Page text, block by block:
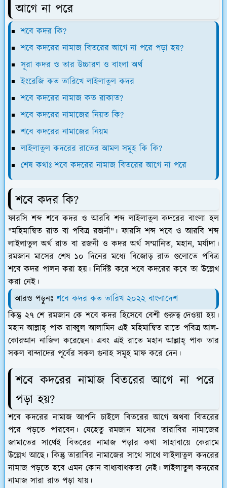
আগে না পরে
শবে কদর কি?
শবে কদরের নামাজ বিতরের আগে না পরে পড়া হয়?
সূরা কদর ও তার উচ্চারণ ও বাংলা অর্থ
ইংরেজি কত তারিখে লাইলাতুল কদর
শবে কদরের নামাজ কত রাকাত?
শবে কদরের নামাজের নিয়ত কি?
শবে কদরের নামাজের নিয়ম
লাইলাতুল কদরের রাতের আমল সমূহ কি কি?
শেষ কথাঃ শবে কদরের নামাজ বিতরের আগে না পরে
শবে কদর কি?
ফারসি শব্দ শবে কদর ও আরবি শব্দ লাইলাতুল কদরের বাংলা হল
"মহিমান্বিত রাত বা পবিত্র রজনী"। ফারসি শব্দ শবে ও আরবি শব্দ
লাইলাতুল অর্থ রাত বা রজনী ও কদর অর্থ সম্মানিত, মহান, মর্যাদা।
রমজান মাসের শেষ ১০ দিনের মধ্যে বিজোড় রাত গুলোতে পবিত্র
শবে কদর পালন করা হয়। নির্দিষ্ট করে শবে কদরের কবে তা উল্লেখ
করা নেই।
আরও পড়ুনঃশবে কদর কত তারিখ ২০২২ বাংলাদেশ
কিন্তু ২৭ শে রমজান কে শবে কদর হিসেবে বেশী গুরুত্ব দেওয়া হয়।
মহান আল্লাহ্‌ পাক রাব্বুল আলামিন এই মহিমান্বিত রাতে পবিত্র আল-
কোরআন নাজিল করেছেন। এবং এই রাতে মহান আল্লাহ্‌ পাক তার
সকল বান্দাদের পূর্বের সকল গুনাহ সমূহ মাফ করে দেন।
শবে কদরের নামাজ বিতরের আগে না পরে
পড়া হয়?
শবে কদরের নামাজ আপনি চাইলে বিতরের আগে অথবা বিতরের
পরে পড়তে পারবেন। যেহেতু রমজান মাসের তারাবির নামাজের
জামাতের সাথেই বিতরের নামাজ পড়ার কথা সাহাবায়ে কেরামে
উল্লেখ আছে। কিন্তু তারাবির নামাজের সাথে সাথে লাইলাতুল কদরের
নামাজ পড়তে হবে এমন কোন বাধ্যবাধকতা নেই। লাইলাতুল কদরের
নামাজ সারা রাত পড়া যায়।